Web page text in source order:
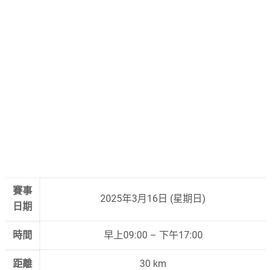
賽事
日期
2025年3月16日 (星期日)
時間 早上09:00 – 下午17:00
距離 30 km